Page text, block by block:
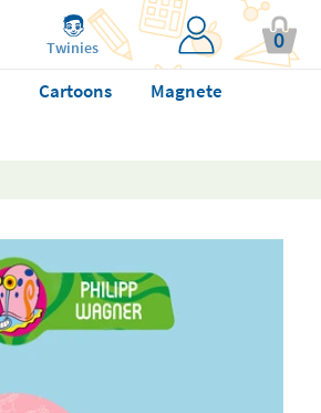
Twinies 0
Cartoons
Magnete